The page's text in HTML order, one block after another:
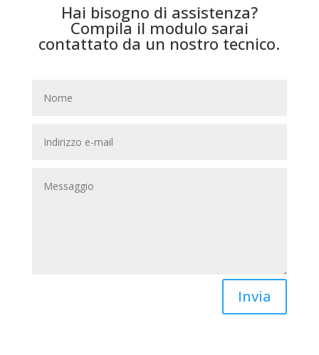
Hai bisogno di assistenza?
Compila il modulo sarai
contattato da un nostro tecnico.
Invia